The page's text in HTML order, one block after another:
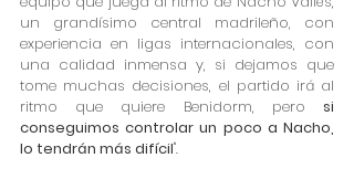
un grandísimo central madrileño, con
experiencia en ligas internacionales, con
una calidad inmensa y, si dejamos que
tome muchas decisiones, el partido irá al
ritmo que quiere Benidorm, pero si
conseguimos controlar un poco a Nacho,
lo tendrán más difícil".